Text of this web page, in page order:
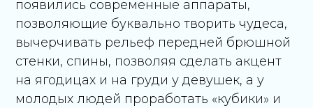
появились современные аппараты,
позволяющие буквально творить чудеса,
вычерчивать рельеф передней брюшной
стенки, спины, позволяя сделать акцент
на ягодицах и на груди у девушек, а у
молодых людей проработать «кубики» и